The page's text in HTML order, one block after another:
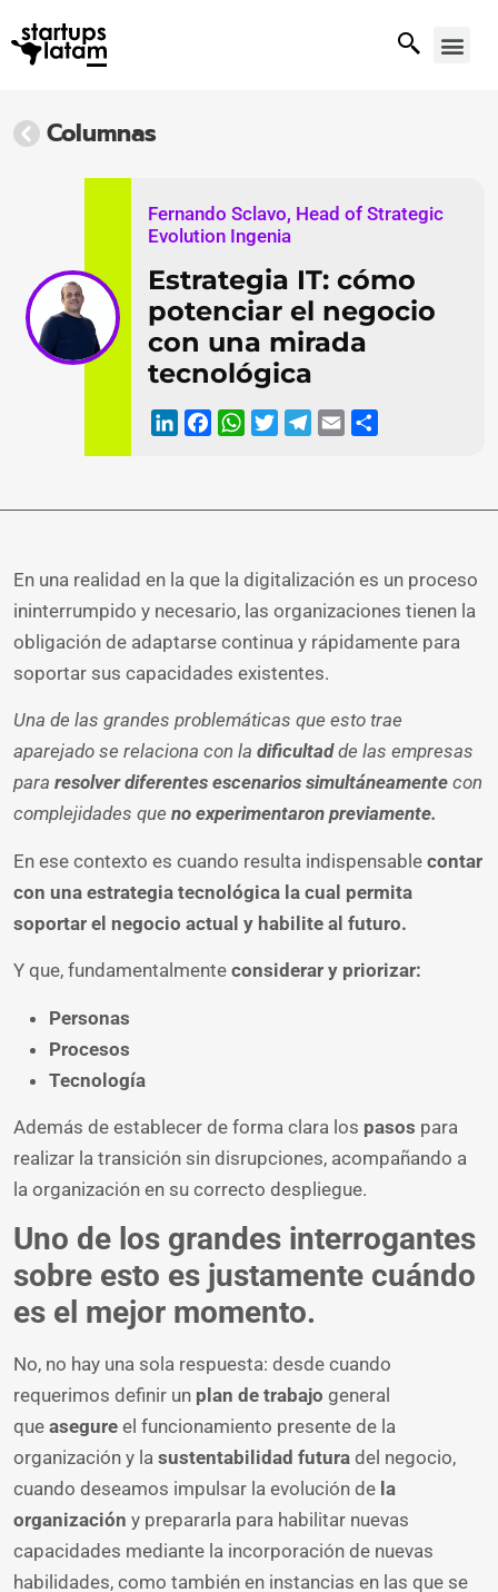
Columnas
Fernando Sclavo, Head of Strategic
Evolution Ingenia
Estrategia IT: cómo
potenciar el negocio
con una mirada
tecnológica
LinkedIn
Facebook
En una realidad en la que la digitalización es un proceso
ininterrumpido y necesario, las organizaciones tienen la
obligación de adaptarse continua y rápidamente para
soportar sus capacidades existentes.
Una de las grandes problemáticas que esto trae
aparejado se relaciona con la dificultadde las empresas
para resolver diferentes escenarios simultáneamente con
complejidades que no experimentaron previamente.
En ese contexto es cuando resulta indispensable contar
con una estrategia tecnológica la cual permita
soportar el negocio actual y habilite al futuro.
Y que, fundamentalmente considerar y priorizar:
Personas
Procesos
Tecnología
Además de establecer de forma clara los pasos para
realizar la transición sin disrupciones, acompañando a
la organización en su correcto despliegue.
Uno de los grandes interrogantes
sobre esto es justamente cuándo
es el mejor momento.
No, no hay una sola respuesta: desde cuando
requerimos definir un plan de trabajo general
que asegure el funcionamiento presente de la
organización y la sustentabilidad futura del negocio,
cuando deseamos impulsar la evolución de la
organización y prepararla para habilitar nuevas
capacidades mediante la incorporación de nuevas
habilidades, como también en instancias en las que se